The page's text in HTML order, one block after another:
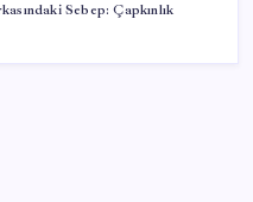
Sebep: Çapkınlık